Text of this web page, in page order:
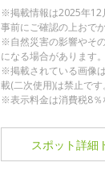
※掲載情報は2025年12
事前にご確認の上おで
※自然災害の影響やそ
になる場合があります。
※掲載されている画像
載(二次使用)は禁止です。
※表示料金は消費税8％
スポット詳細